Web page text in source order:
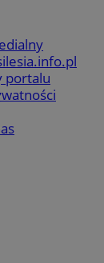
portalu